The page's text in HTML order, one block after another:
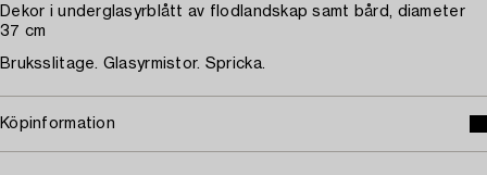
Dekor i underglasyrblått av flodlandskap samt bård, diameter
37 cm
Bruksslitage. Glasyrmistor. Spricka.
Köpinformation